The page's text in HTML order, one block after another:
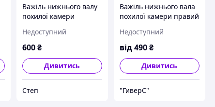
Важіль нижнього валу
похилої камери
РСМ-10.27.02.050 А
Недоступний
600 ₴
Дивитись
Степ
Важіль нижнього вала
похилої камери правий
10.27.02.050А-01
Недоступний
від490₴
Дивитись
"ГиверС"